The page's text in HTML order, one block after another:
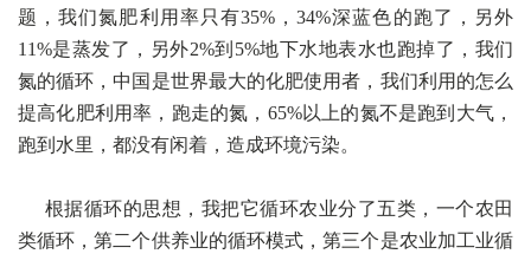
题，我们氮肥利用率只有35%，34%深蓝色的跑了，另外
11%是蒸发了，另外2%到5%地下水地表水也跑掉了，我们
氮的循环，中国是世界最大的化肥使用者，我们利用的怎么
提高化肥利用率，跑走的氮，65%以上的氮不是跑到大气，
跑到水里，都没有闲着，造成环境污染。
根据循环的思想，我把它循环农业分了五类，一个农田
类循环，第二个供养业的循环模式，第三个是农业加工业循